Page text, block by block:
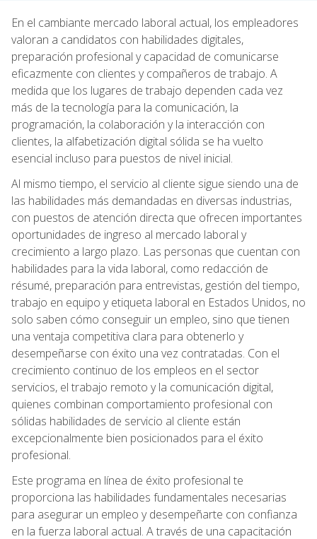
En el cambiante mercado laboral actual, los empleadores
valoran a candidatos con habilidades digitales,
preparación profesional y capacidad de comunicarse
eficazmente con clientes y compañeros de trabajo. A
medida que los lugares de trabajo dependen cada vez
más de la tecnología para la comunicación, la
programación, la colaboración y la interacción con
clientes, la alfabetización digital sólida se ha vuelto
esencial incluso para puestos de nivel inicial.
Al mismo tiempo, el servicio al cliente sigue siendo una de
las habilidades más demandadas en diversas industrias,
con puestos de atención directa que ofrecen importantes
oportunidades de ingreso al mercado laboral y
crecimiento a largo plazo. Las personas que cuentan con
habilidades para la vida laboral, como redacción de
résumé, preparación para entrevistas, gestión del tiempo,
trabajo en equipo y etiqueta laboral en Estados Unidos, no
solo saben cómo conseguir un empleo, sino que tienen
una ventaja competitiva clara para obtenerlo y
desempeñarse con éxito una vez contratadas. Con el
crecimiento continuo de los empleos en el sector
servicios, el trabajo remoto y la comunicación digital,
quienes combinan comportamiento profesional con
sólidas habilidades de servicio al cliente están
excepcionalmente bien posicionados para el éxito
profesional.
Este programa en línea de éxito profesional te
proporciona las habilidades fundamentales necesarias
para asegurar un empleo y desempeñarte con confianza
en la fuerza laboral actual. A través de una capacitación